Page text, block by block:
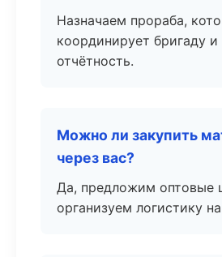
Назначаем прораба,
координирует бригаду и
отчётность.
Можно ли закупить
через вас?
Да, предложим оптовые
организуем логистику